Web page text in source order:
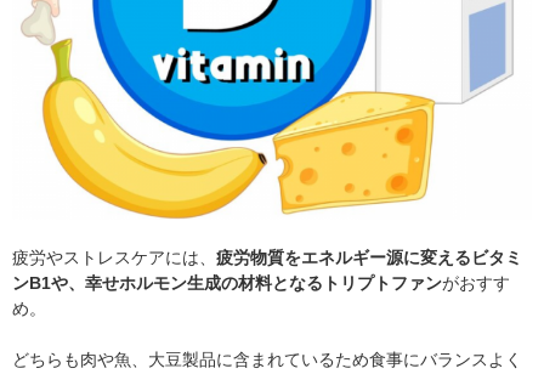
疲労やストレスケアには、 疲労物質をエネルギー源に変えるビタミ
ンB1や、幸せホルモン生成の材料となるトリプトファンがおすす
め。
どちらも肉や魚、大豆製品に含まれているため食事にバランスよく